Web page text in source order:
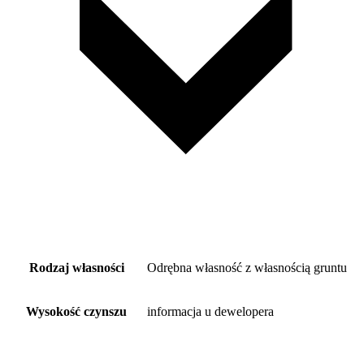
Rodzaj własności Odrębna własność z własnością gruntu
Wysokość czynszu informacja u dewelopera